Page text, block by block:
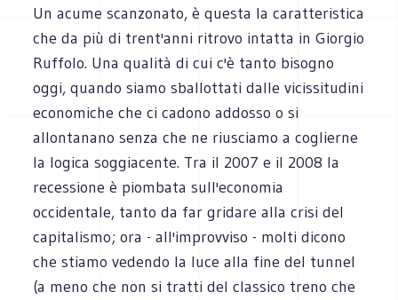
Un acume scanzonato, è questa la caratteristica
che da più di trent'anni ritrovo intatta in Giorgio
Ruffolo. Una qualità di cui c'è tanto bisogno
oggi, quando siamo sballottati dalle vicissitudini
economiche che ci cadono addosso o si
allontanano senza che ne riusciamo a coglierne
la logica soggiacente. Tra il 2007 e il 2008 la
recessione è piombata sull'economia
occidentale, tanto da far gridare alla crisi del
capitalismo; ora - all'improvviso - molti dicono
che stiamo vedendo la luce alla fine del tunnel
(a meno che non si tratti del classico treno che